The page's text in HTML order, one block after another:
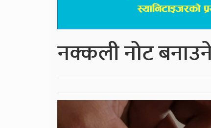
नक्कली नोट